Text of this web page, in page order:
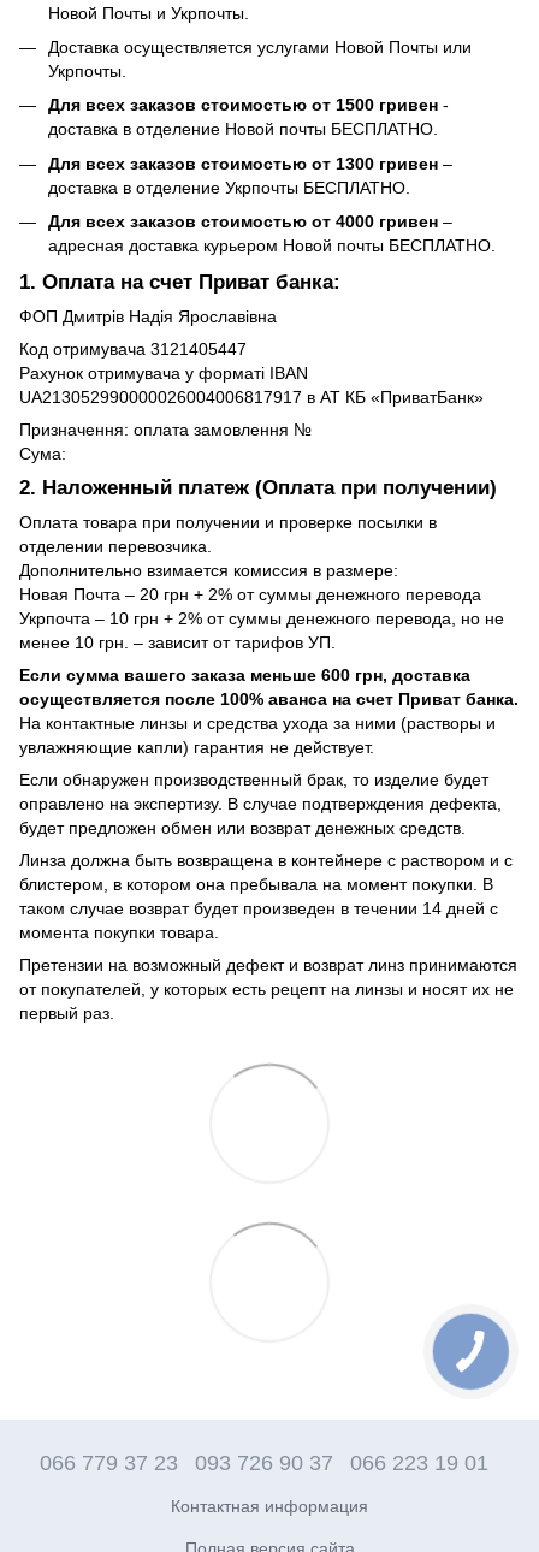
Новой Почты и Укрпочты.
Доставка осуществляется услугами Новой Почты или
Укрпочты.
Для всех заказов стоимостью от 1500 гривен -
доставка в отделение Новой почты БЕСПЛАТНО.
Для всех заказов стоимостью от 1300 гривен –
доставка в отделение Укрпочты БЕСПЛАТНО.
Для всех заказов стоимостью от 4000 гривен –
адресная доставка курьером Новой почты БЕСПЛАТНО.
1. Оплата на счет Приват банка:
ФОП Дмитрів Надія Ярославівна
Код отримувача 3121405447
Рахунок отримувача у форматі IBAN
UA213052990000026004006817917 в АТ КБ «ПриватБанк»
Призначення: оплата замовлення №
Сума:
2. Наложенный платеж (Оплата при получении)
Оплата товара при получении и проверке посылки в
отделении перевозчика.
Дополнительно взимается комиссия в размере:
Новая Почта – 20 грн + 2% от суммы денежного перевода
Укрпочта – 10 грн + 2% от суммы денежного перевода, но не
менее 10 грн. – зависит от тарифов УП.
Если сумма вашего заказа меньше 600 грн, доставка
осуществляется после 100% аванса на счет Приват банка.
На контактные линзы и средства ухода за ними (растворы и
увлажняющие капли) гарантия не действует.
Если обнаружен производственный брак, то изделие будет
оправлено на экспертизу. В случае подтверждения дефекта,
будет предложен обмен или возврат денежных средств.
Линза должна быть возвращена в контейнере с раствором и с
блистером, в котором она пребывала на момент покупки. В
таком случае возврат будет произведен в течении 14 дней с
момента покупки товара.
Претензии на возможный дефект и возврат линз принимаются
от покупателей, у которых есть рецепт на линзы и носят их не
первый раз.
066 779 37 23 093 726 90 37 066 223 19 01
Контактная информация